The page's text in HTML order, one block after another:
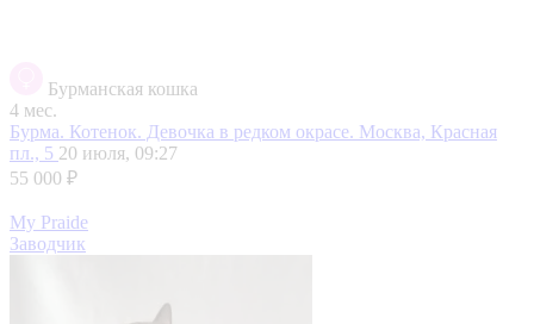
Бурманская кошка
4 мес.
Бурма. Котенок. Девочка в редком окрасе. Москва, Красная
пл., 5 20 июля, 09:27
55 000 ₽
My Praide
Заводчик